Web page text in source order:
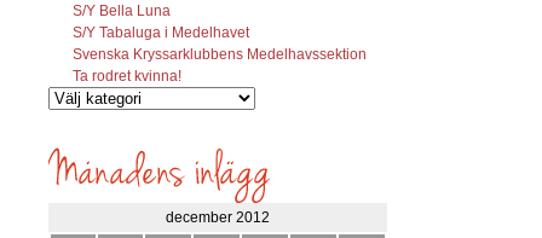
S/Y Bella Luna
S/Y Tabaluga i Medelhavet
Svenska Kryssarklubbens Medelhavssektion
Ta rodret kvinna!
Vilka
söks?
december 2012